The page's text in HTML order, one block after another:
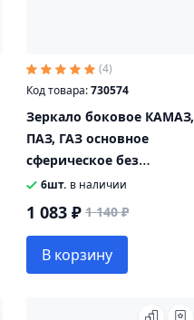
(4)
Код товара:730574
Зеркало боковое КАМАЗ,
ПАЗ, ГАЗ основное
сферическое без
обогрева 24V 343х163 с
креплением ТИМЕР
6шт. в наличии
1 083 ₽ 1 140 ₽
В корзину